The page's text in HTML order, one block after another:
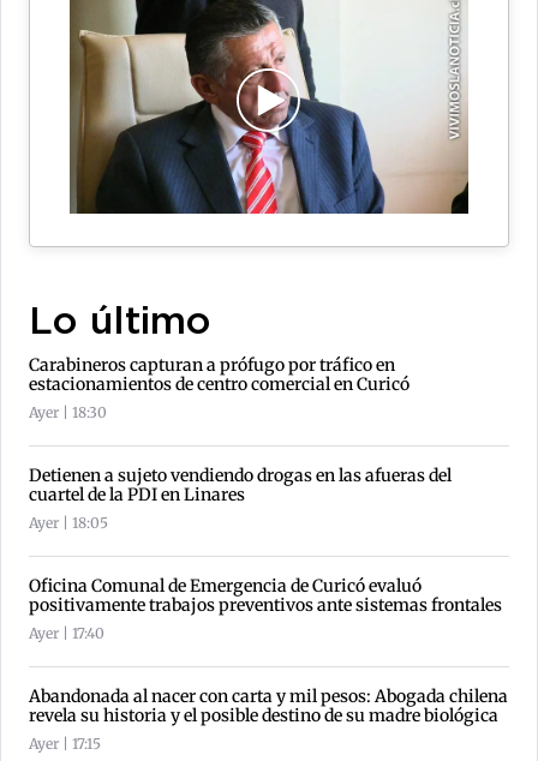
Lo último
Carabineros capturan a prófugo por tráfico en
estacionamientos de centro comercial en Curicó
Ayer | 18:30
Detienen a sujeto vendiendo drogas en las afueras del
cuartel de la PDI en Linares
Ayer | 18:05
Oficina Comunal de Emergencia de Curicó evaluó
positivamente trabajos preventivos ante sistemas frontales
Ayer | 17:40
Abandonada al nacer con carta y mil pesos: Abogada chilena
revela su historia y el posible destino de su madre biológica
Ayer | 17:15